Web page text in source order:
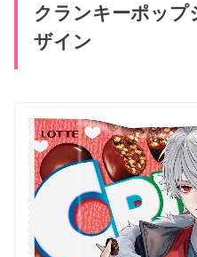
クランキーポッ
ザイン